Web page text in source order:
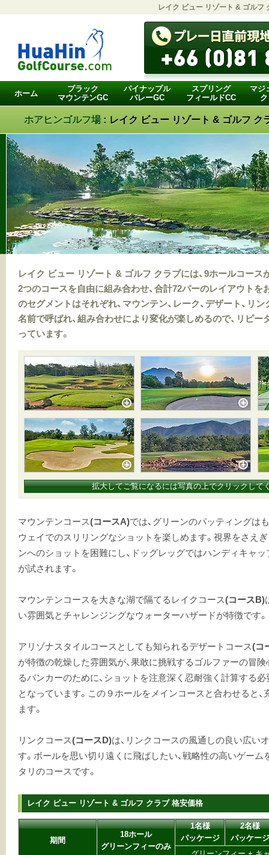
レイク ビュー リゾート & ゴル
ホーム
ブラック
マウンテンGC
パイナップル
バレーGC
スプリング
フィールドCC
マジ
ホアヒンゴルフ場 : レイク ビュー リゾート & ゴルフ ク
レイク ビュー リゾート & ゴルフ クラブには、9ホールコース
2つのコースを自由に組み合わせ、合計72パーのレイアウトを
のセグメントはそれぞれ、マウンテン、レーク、デザート、リ
名前で呼ばれ、組み合わせにより変化が楽しめるので、リピ
っています。
拡大してご覧になるには写真の上でクリックして
マウンテンコース(コースA)では、グリーンのパッティングは
ウェイでのスリリングなショットを楽しめます。視界をさえ
ンへのショットを困難にし、ドッグレッグではハンディキャ
が試されます。
マウンテンコースを大きな湖で隔てるレイクコース(コースB)
い雰囲気とチャレンジングなウォーターハザードが特徴です。
アリゾナスタイルコースとしても知られるデザートコース(コ
が特徴の乾燥した雰囲気が、果敢に挑戦するゴルファーの冒
るバンカーのために、ショットを注意深く忍耐強く計算する必
となっています。この９ホールをメインコースと合わせると
ます。
リンクコース(コースD)は、リンクコースの風通しの良い広い
す。ボールを思い切り遠くに飛ばしたい、戦略性の高いゲー
タリのコースです。
レイク ビュー リゾート & ゴルフ クラブ 格安価格
期間
18ホール
グリーンフィーのみ
1名様
パッケージ
2名様
パッケージ